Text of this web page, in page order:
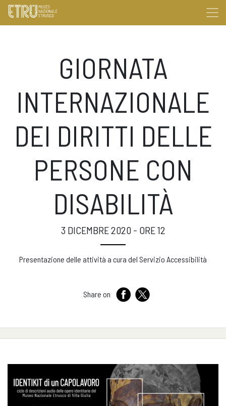
GIORNATA
INTERNAZIONALE
DEI DIRITTI DELLE
PERSONE CON
DISABILITÀ
3 DICEMBRE 2020 - ORE 12
Presentazione delle attività a cura del Servizio Accessibilità
Share on